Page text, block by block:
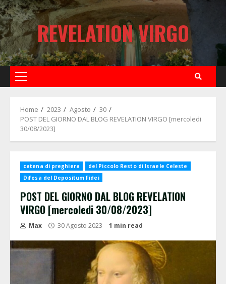
Skip
to
content
REVELATION VIRGO
Primary
Home 2023 Agosto
30
POST DEL GIORNO DAL BLOG REVELATION VIRGO [mercoledi
30/08/2023]
catena di preghiera
del Piccolo Resto di Israele Celeste
Difesa del Depositum Fidei
POST DEL GIORNO DAL BLOG REVELATION
VIRGO [mercoledi 30/08/2023]
Max 30 Agosto 2023 1 min read